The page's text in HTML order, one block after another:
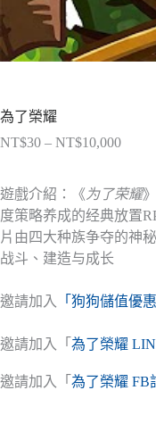
為了榮耀
NT$30 – NT$10,000價
範
圍：
NT$30
到
遊戲介紹：《 为了荣耀
度策略养成的经典放置
片由四大种族争夺的神
战斗、建造与成长
邀請加入 「狗狗儲值優惠
邀請加入「 為了榮耀
邀請加入「 為了榮耀 FB